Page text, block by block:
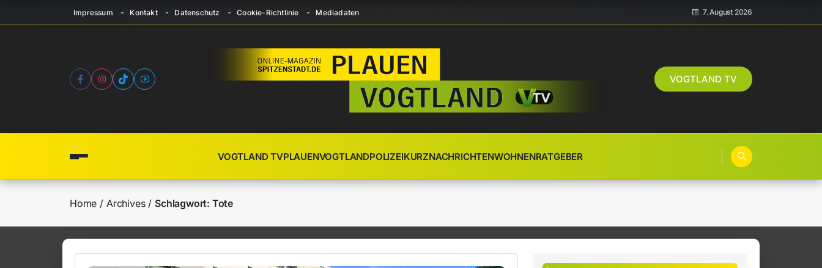
Impressum Kontakt Datenschutz Cookie-Richtlinie Mediadaten 7. August 2026
VOGTLAND TV
VOGTLAND TVPLAUENVOGTLANDPOLIZEIKURZNACHRICHTENWOHNENRATGEBER
Home Archives Schlagwort: Tote